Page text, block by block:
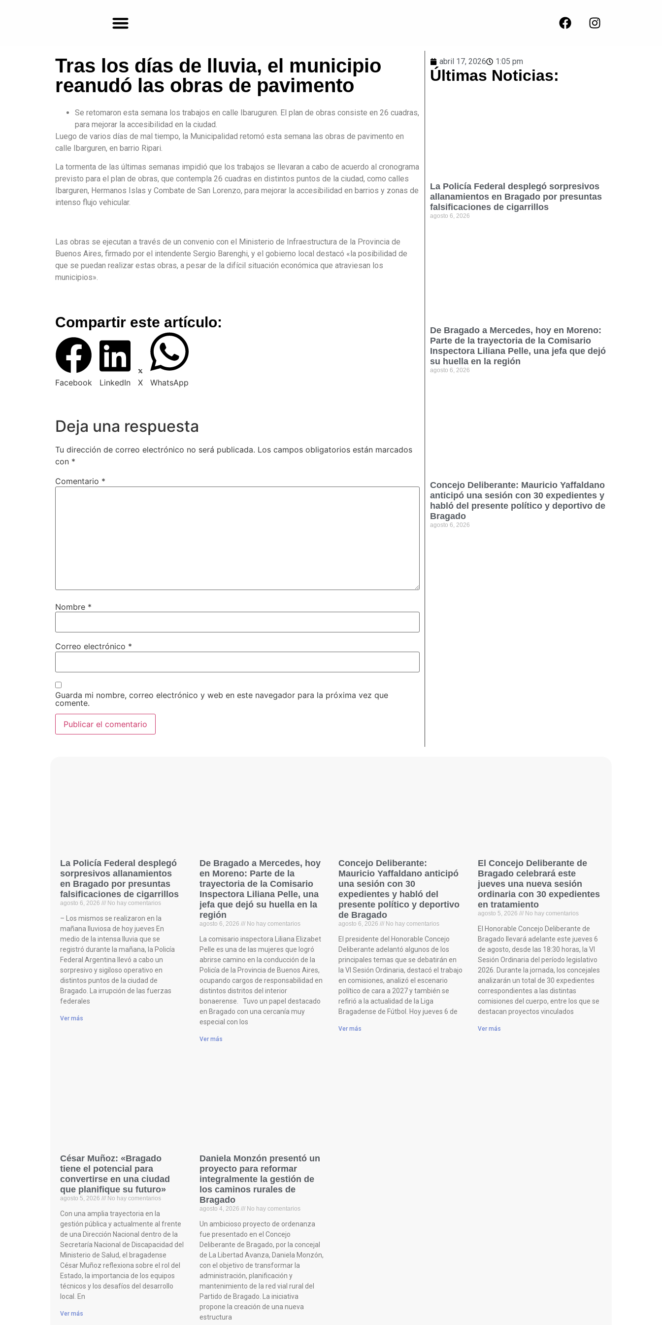
Tras los días de lluvia, el municipio
reanudó las obras de pavimento
Se retomaron esta semana los trabajos en calle Ibaruguren. El plan de obras consiste en 26 cuadras,
para mejorar la accesibilidad en la ciudad.
Luego de varios días de mal tiempo, la Municipalidad retomó esta semana las obras de pavimento en
calle Ibarguren, en barrio Ripari.
La tormenta de las últimas semanas impidió que los trabajos se llevaran a cabo de acuerdo al cronograma
previsto para el plan de obras, que contempla 26 cuadras en distintos puntos de la ciudad, como calles
Ibarguren, Hermanos Islas y Combate de San Lorenzo, para mejorar la accesibilidad en barrios y zonas de
intenso flujo vehicular.
Las obras se ejecutan a través de un convenio con el Ministerio de Infraestructura de la Provincia de
Buenos Aires, firmado por el intendente Sergio Barenghi, y el gobierno local destacó «la posibilidad de
que se puedan realizar estas obras, a pesar de la difícil situación económica que atraviesan los
municipios».
Compartir este artículo:
Facebook LinkedIn X WhatsApp
Deja una respuesta
Tu dirección de correo electrónico no será publicada. Los campos obligatorios están marcados
con *
Comentario *
Nombre *
Correo electrónico *
Guarda mi nombre, correo electrónico y web en este navegador para la próxima vez que
comente.
abril 17, 2026 1:05 pm
Últimas Noticias:
La Policía Federal desplegó sorpresivos
allanamientos en Bragado por presuntas
falsificaciones de cigarrillos
agosto 6, 2026
De Bragado a Mercedes, hoy en Moreno:
Parte de la trayectoria de la Comisario
Inspectora Liliana Pelle, una jefa que dejó
su huella en la región
agosto 6, 2026
Concejo Deliberante: Mauricio Yaffaldano
anticipó una sesión con 30 expedientes y
habló del presente político y deportivo de
Bragado
agosto 6, 2026
La Policía Federal desplegó
sorpresivos allanamientos
en Bragado por presuntas
falsificaciones de cigarrillos
agosto 6, 2026 No hay comentarios
– Los mismos se realizaron en la
mañana lluviosa de hoy jueves En
medio de la intensa lluvia que se
registró durante la mañana, la Policía
Federal Argentina llevó a cabo un
sorpresivo y sigiloso operativo en
distintos puntos de la ciudad de
Bragado. La irrupción de las fuerzas
federales
Ver más
De Bragado a Mercedes, hoy
en Moreno: Parte de la
trayectoria de la Comisario
Inspectora Liliana Pelle, una
jefa que dejó su huella en la
región
agosto 6, 2026 No hay comentarios
La comisario inspectora Liliana Elizabet
Pelle es una de las mujeres que logró
abrirse camino en la conducción de la
Policía de la Provincia de Buenos Aires,
ocupando cargos de responsabilidad en
distintos distritos del interior
bonaerense. Tuvo un papel destacado
en Bragado con una cercanía muy
especial con los
Ver más
Concejo Deliberante:
Mauricio Yaffaldano anticipó
una sesión con 30
expedientes y habló del
presente político y deportivo
de Bragado
agosto 6, 2026 No hay comentarios
El presidente del Honorable Concejo
Deliberante adelantó algunos de los
principales temas que se debatirán en
la VI Sesión Ordinaria, destacó el trabajo
en comisiones, analizó el escenario
político de cara a 2027 y también se
refirió a la actualidad de la Liga
Bragadense de Fútbol. Hoy jueves 6 de
Ver más
El Concejo Deliberante de
Bragado celebrará este
jueves una nueva sesión
ordinaria con 30 expedientes
en tratamiento
agosto 5, 2026 No hay comentarios
El Honorable Concejo Deliberante de
Bragado llevará adelante este jueves 6
de agosto, desde las 18:30 horas, la VI
Sesión Ordinaria del período legislativo
2026. Durante la jornada, los concejales
analizarán un total de 30 expedientes
correspondientes a las distintas
comisiones del cuerpo, entre los que se
destacan proyectos vinculados
Ver más
César Muñoz: «Bragado
tiene el potencial para
convertirse en una ciudad
que planifique su futuro»
agosto 5, 2026 No hay comentarios
Con una amplia trayectoria en la
gestión pública y actualmente al frente
de una Dirección Nacional dentro de la
Secretaría Nacional de Discapacidad del
Ministerio de Salud, el bragadense
César Muñoz reflexiona sobre el rol del
Estado, la importancia de los equipos
técnicos y los desafíos del desarrollo
local. En
Ver más
Daniela Monzón presentó un
proyecto para reformar
integralmente la gestión de
los caminos rurales de
Bragado
agosto 4, 2026 No hay comentarios
Un ambicioso proyecto de ordenanza
fue presentado en el Concejo
Deliberante de Bragado, por la concejal
de La Libertad Avanza, Daniela Monzón,
con el objetivo de transformar la
administración, planificación y
mantenimiento de la red vial rural del
Partido de Bragado. La iniciativa
propone la creación de una nueva
estructura